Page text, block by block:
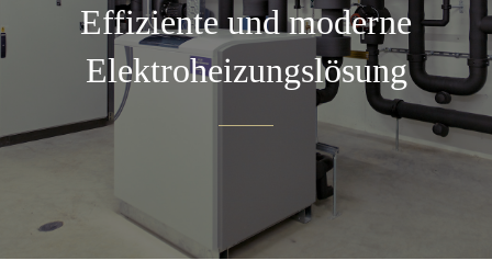
Effiziente und moderne
Elektroheizungslösung